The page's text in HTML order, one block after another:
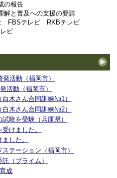
の報告
と普及への支援の要請
FBSテレビ RKBテレビ
ビ
活動（福岡市）
動（福岡市）
木さん合同訓練№1）
木さん合同訓練№2）
験を受験（兵庫県）
けました。
した。
テーション（福岡市）
（プライム）
成